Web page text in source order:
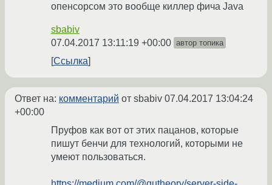
опенсорсом это вообще киллер фича Java
sbabiv
07.04.2017 13:11:19 +00:00 автор топика
Ссылка
Ответ на: комментарий от sbabiv 07.04.2017 13:04:24
+00:00
Пруфов как вот от этих пацанов, которыe
пишут бенчи для технологий, которыми не
умеют пользоваться.